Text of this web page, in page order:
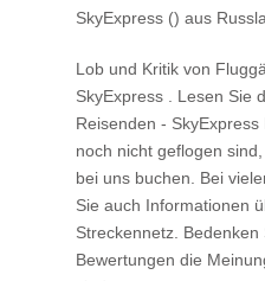
SkyExpress () aus
Lob und Kritik von
SkyExpress . Lesen Sie
Reisenden -
noch nicht geflogen
bei uns buchen. Bei
Sie auch Informationen
Streckennetz.
Bewertungen die